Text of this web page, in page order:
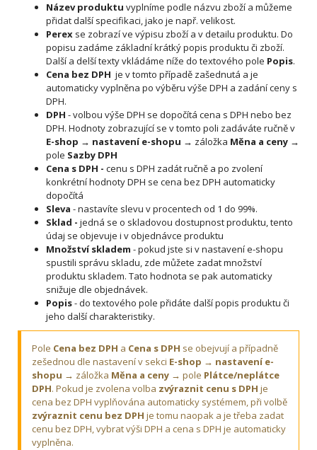
Název produktu vyplníme podle názvu zboží a můžeme
přidat další specifikaci, jako je např. velikost.
Perex se zobrazí ve výpisu zboží a v detailu produktu. Do
popisu zadáme základní krátký popis produktu či zboží.
Další a delší texty vkládáme níže do textového pole Popis.
Cena bez DPH je v tomto případě zašednutá a je
automaticky vyplněna po výběru výše DPH a zadání ceny s
DPH.
DPH - volbou výše DPH se dopočítá cena s DPH nebo bez
DPH. Hodnoty zobrazující se v tomto poli zadáváte ručně v
E-shop → nastavení e-shopu → záložka Měna a ceny →
pole Sazby DPH
Cena s DPH - cenu s DPH zadát ručně a po zvolení
konkrétní hodnoty DPH se cena bez DPH automaticky
dopočítá
Sleva - nastavíte slevu v procentech od 1 do 99%.
Sklad - jedná se o skladovou dostupnost produktu, tento
údaj se objevuje i v objednávce produktu
Množství skladem - pokud jste si v nastavení e-shopu
spustili správu skladu, zde můžete zadat množství
produktu skladem. Tato hodnota se pak automaticky
snižuje dle objednávek.
Popis- do textového pole přidáte další popis produktu či
jeho další charakteristiky.
Pole Cena bez DPH a Cena s DPH se obejvují a případně
zešednou dle nastavení v sekci E-shop → nastavení e-
shopu → záložka Měna a ceny → pole Plátce/neplátce
DPH. Pokud je zvolena volba zvýraznit cenu s DPH je
cena bez DPH vyplňována automaticky systémem, při volbě
zvýraznit cenu bez DPH je tomu naopak a je třeba zadat
cenu bez DPH, vybrat výši DPH a cena s DPH je automaticky
vyplněna.